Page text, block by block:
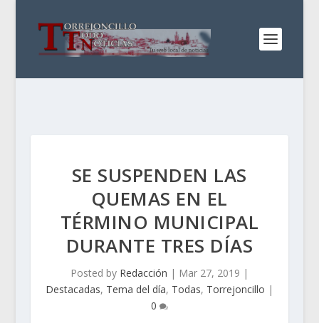
SE SUSPENDEN LAS
QUEMAS EN EL
TÉRMINO MUNICIPAL
DURANTE TRES DÍAS
Posted by Redacción | Mar 27, 2019 |
Destacadas, Tema del día, Todas, Torrejoncillo |
0